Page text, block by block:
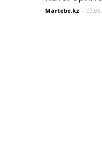
Martebe.kz -